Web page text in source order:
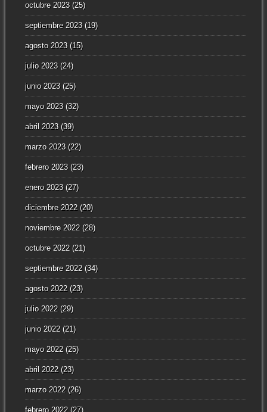
octubre 2023(25)
septiembre 2023(19)
agosto 2023(15)
julio 2023(24)
junio 2023(25)
mayo 2023(32)
abril 2023(39)
marzo 2023(22)
febrero 2023(23)
enero 2023(27)
diciembre 2022(20)
noviembre 2022(28)
octubre 2022(21)
septiembre 2022(34)
agosto 2022(23)
julio 2022(29)
junio 2022(21)
mayo 2022(25)
abril 2022(23)
marzo 2022(26)
febrero 2022(27)